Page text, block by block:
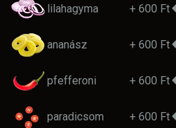
lilahagyma + 600 Ft
ananász + 600 Ft
pfefferoni + 600 Ft
paradicsom + 600 Ft